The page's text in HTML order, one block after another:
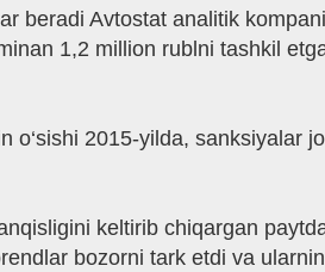
beradi Avtostat analitik
1,2 million rublni tashkil
o‘sishi 2015-yilda, sanksiyalar
keltirib chiqargan
bozorni tark etdi va